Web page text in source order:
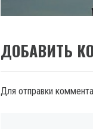
ДОБАВИТЬ
Для отправки